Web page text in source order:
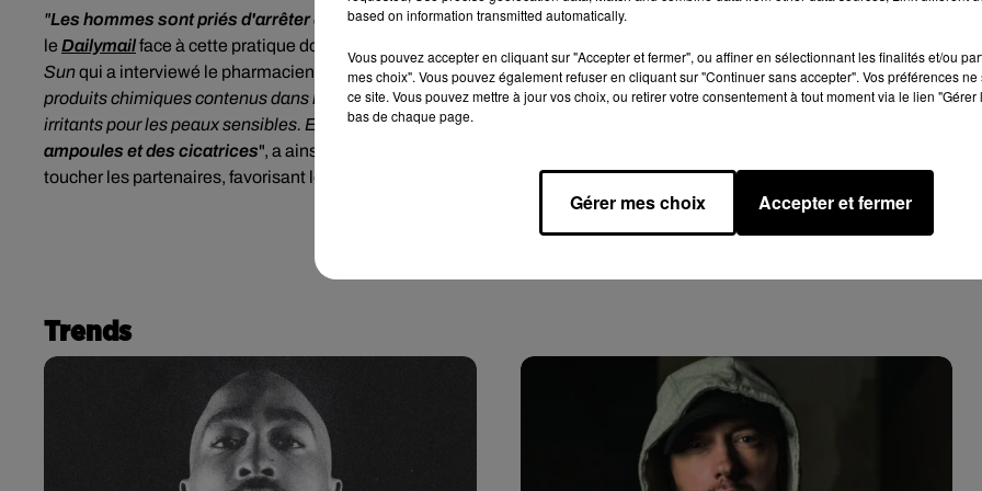
"Les hommes sont priés d'arrêter de frotter leur pénis avec du dentifrice pour durer plus longtemps au lit
le Dailymailface à cette pratique douteuse qui n'est malheureusement pas sans danger. Même son de cloche du côté du
Sunqui a interviewé le pharmacien britannique James O'Loan afin d'en savoir plus."La menthe poivrée et les autres
produits chimiques contenus dans le dentifrice (et notamment les agents de blanchiment) peuvent être extrêmement
irritants pour les peaux sensibles. En le mettant sur vos organes génitaux,
ampoules et des cicatrices", a ainsi alerté le professionnel de santé, ajoutant que ces désagréments peuvent également
toucher les partenaires, favorisant les infections (bactériennes ou virales) au niveau des muqueuses anales ou vaginales.
Trends
based on information transmitted automatically.
Vous pouvez accepter en cliquant sur "Accepter et fermer", ou affiner en sélectionnant les finalités et/ou
mes choix". Vous pouvez également refuser en cliquant sur "Continuer sans accepter". Vos préférences
ce site. Vous pouvez mettre à jour vos choix, ou retirer votre consentement à tout moment via le lien
bas de chaque page.
Gérer mes choix Accepter et fermer